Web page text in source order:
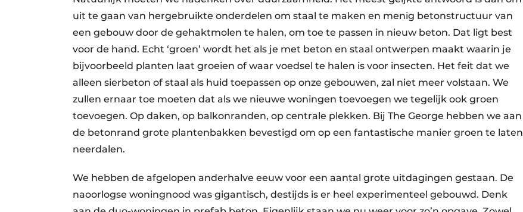
uit te gaan van hergebruikte onderdelen om staal te maken en menig betonstructuur van
een gebouw door de gehaktmolen te halen, om toe te passen in nieuw beton. Dat ligt best
voor de hand. Echt ‘groen’ wordt het als je met beton en staal ontwerpen maakt waarin je
bijvoorbeeld planten laat groeien of waar voedsel te halen is voor insecten. Het feit dat we
alleen sierbeton of staal als huid toepassen op onze gebouwen, zal niet meer volstaan. We
zullen ernaar toe moeten dat als we nieuwe woningen toevoegen we tegelijk ook groen
toevoegen. Op daken, op balkonranden, op centrale plekken. Bij The George hebben we aan
de betonrand grote plantenbakken bevestigd om op een fantastische manier groen te laten
neerdalen.
We hebben de afgelopen anderhalve eeuw voor een aantal grote uitdagingen gestaan. De
naoorlogse woningnood was gigantisch, destijds is er heel experimenteel gebouwd. Denk